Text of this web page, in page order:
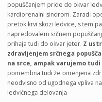
popuščanjem pride do okvar
kardiorenalni sindrom. Zaradi
pretok krvi skozi ledvice, s tem
napredovalem srčnem
prihaja tudi do okvar jeter. Z
zdravljenjem srčnega
na srce, ampak varujemo
pomembna tudi že omenjena
neodvisno od ugodnega vpliva
ledvičnega delovanja